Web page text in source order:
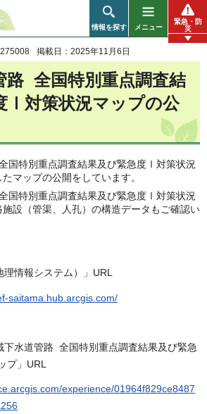
情報を探す メニュー
緊急・防
災
掲載日：2025年11月6日
路 全国特別重点調査結
Ⅰ対策状況マップの公
国特別重点調査結果及び緊急度Ⅰ対策状況
マップの公開をしています。
国特別重点調査結果及び緊急度Ⅰ対策状況
設（管渠、人孔）の構造データもご確認い
理情報システム）」URL
saitama.hub.arcgis.com/
下水道管路 全国特別重点調査結果及び緊急
プ」URL
experience/01964f829ce8487